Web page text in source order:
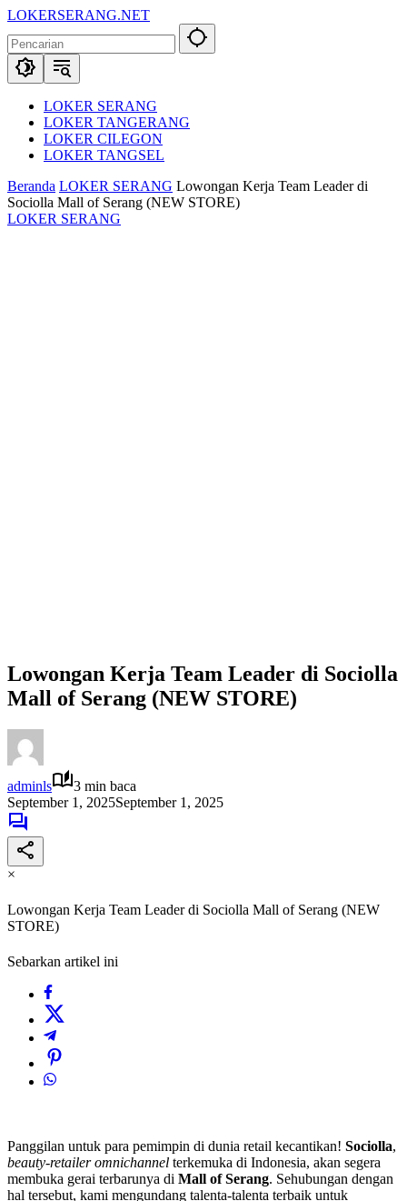
Langsung
konten
LOKERSERANG.NET
Lowongan
Kerja
Serang
SekitarnyaLOKER SERANG
LOKER TANGERANG
LOKER CILEGON
LOKER TANGSEL
Beranda LOKER SERANG Lowongan Kerja Team Leader di
Sociolla Mall of Serang (NEW STORE)
LOKER SERANG
Lowongan Kerja Team Leader di Sociolla
Mall of Serang (NEW STORE)
adminls
3 min baca
September 1, 2025September 1, 2025
×
Lowongan Kerja Team Leader di Sociolla Mall of Serang (NEW
STORE)
Sebarkan artikel ini
Panggilan untuk para pemimpin di dunia retail kecantikan! Sociolla,
beauty-retailer omnichannel terkemuka di Indonesia, akan segera
membuka gerai terbarunya di Mall of Serang. Sehubungan dengan
hal tersebut, kami mengundang talenta-talenta terbaik untuk